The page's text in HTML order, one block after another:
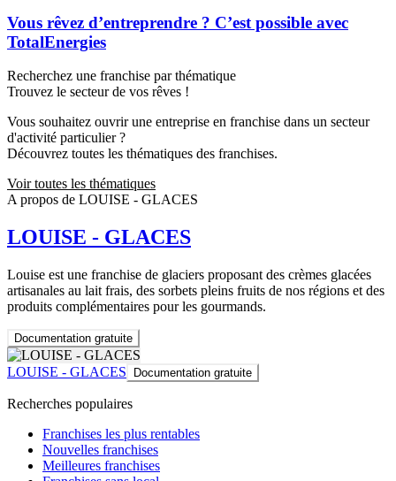
Vous rêvez d’entreprendre ? C’est possible avec
TotalEnergies
Recherchez une franchise par thématique
Trouvez le secteur de vos rêves !
Vous souhaitez ouvrir une entreprise en franchise dans un secteur
d'activité particulier ?
Découvrez toutes les thématiques des franchises.
Voir toutes les thématiques
A propos de LOUISE - GLACES
LOUISE - GLACES
Louise est une franchise de glaciers proposant des crèmes glacées
artisanales au lait frais, des sorbets pleins fruits de nos régions et des
produits complémentaires pour les gourmands.
Documentation gratuite
LOUISE - GLACES Documentation gratuite
Recherches populaires
Franchises les plus rentables
Nouvelles franchises
Meilleures franchises